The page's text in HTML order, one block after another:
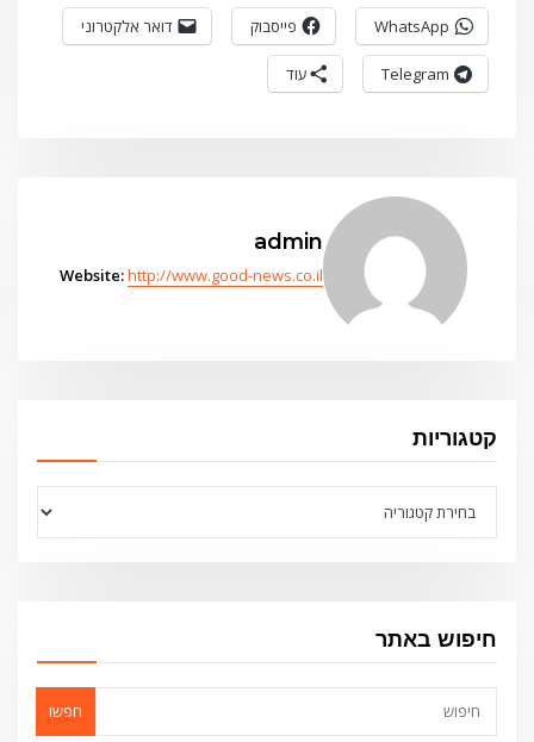
WhatsApp פייסבוק דואר אלקטרוני
Telegram עוד
admin
Website:http://www.good-news.co.il
קטגוריות
חיפוש באתר
חפשו